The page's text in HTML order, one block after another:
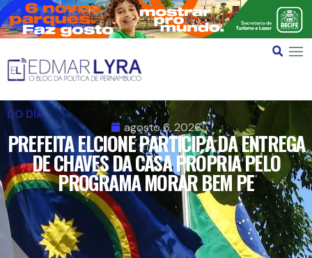
DO DIA
agosto 6, 2026
PREFEITA ELCIONE PARTICIPA DA ENTREGA
DE CHAVES DA CASA PRÓPRIA PELO
PROGRAMA MORAR BEM PE